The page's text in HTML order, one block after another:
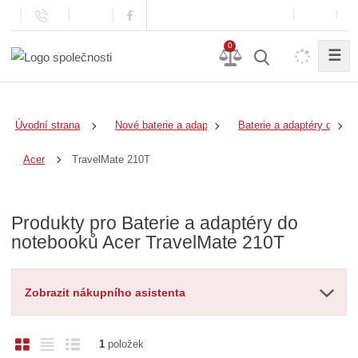
0
☰
Úvodní strana Nové baterie a adaptéry Baterie a adaptéry do
Acer TravelMate 210T
Produkty pro Baterie a adaptéry do
notebooků Acer TravelMate 210T
Zobrazit nákupního asistenta
O
Ř
1položek